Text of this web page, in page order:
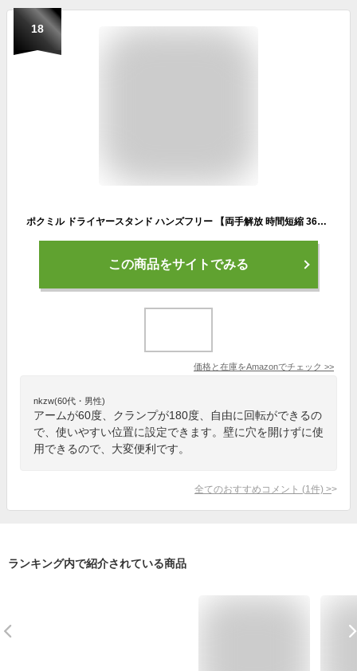
18
ポクミル ドライヤースタンド ハンズフリー 【両手解放 時間短縮 360度回転調整可能な】 ドライヤー置き 合金アーム 高さ調節可能 快適に髪が乾かせる ドライヤーホルダー 穴あけ不要 小物置き コードもすっきり収納 省スペース
この商品をサイトでみる
価格と在庫をAmazonでチェック >>
nkzw(60代・男性)
アームが60度、クランプが180度、自由に回転ができるの
で、使いやすい位置に設定できます。壁に穴を開けずに使
用できるので、大変便利です。
全てのおすすめコメント (1 件) >
ランキング内で紹介されている商品